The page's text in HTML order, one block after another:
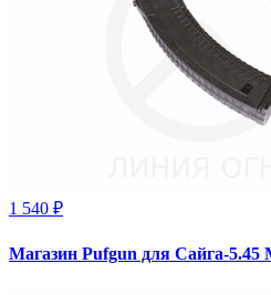
1 540 ₽
Магазин Pufgun для Сайга-5.45